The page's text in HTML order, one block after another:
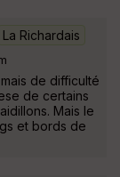
La Richardais
de difficulté
de certains
Mais le
et bords de